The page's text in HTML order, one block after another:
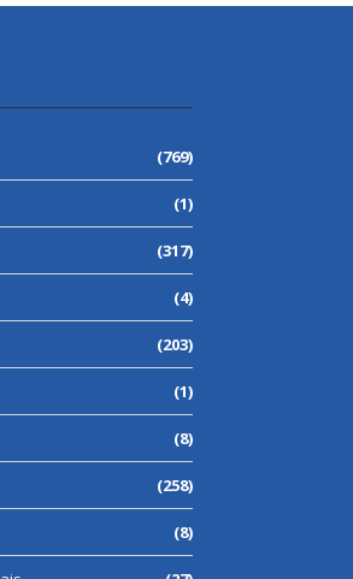
(769)
(1)
(317)
(4)
(203)
(1)
(8)
(258)
(8)